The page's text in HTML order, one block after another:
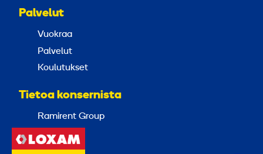
Palvelut
Vuokraa
Palvelut
Koulutukset
Tietoa konsernista
Ramirent Group